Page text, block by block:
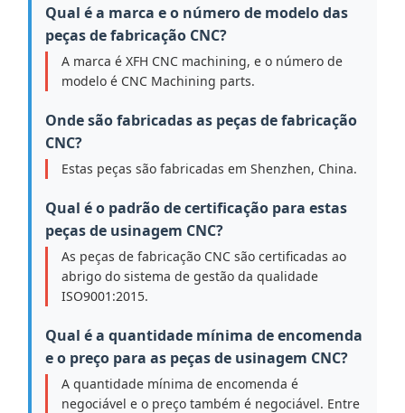
Qual é a marca e o número de modelo das
peças de fabricação CNC?
A marca é XFH CNC machining, e o número de
modelo é CNC Machining parts.
Onde são fabricadas as peças de fabricação
CNC?
Estas peças são fabricadas em Shenzhen, China.
Qual é o padrão de certificação para estas
peças de usinagem CNC?
As peças de fabricação CNC são certificadas ao
abrigo do sistema de gestão da qualidade
ISO9001:2015.
Qual é a quantidade mínima de encomenda
e o preço para as peças de usinagem CNC?
A quantidade mínima de encomenda é
negociável e o preço também é negociável. Entre